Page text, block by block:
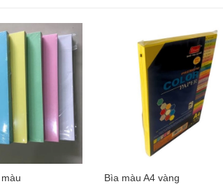
Bìa màu A4 vàng